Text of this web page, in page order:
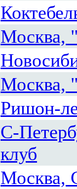
Москва,
Москва,
Ришон-
С-
клуб
Москва,